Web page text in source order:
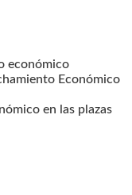
económico
Económico
en las plazas